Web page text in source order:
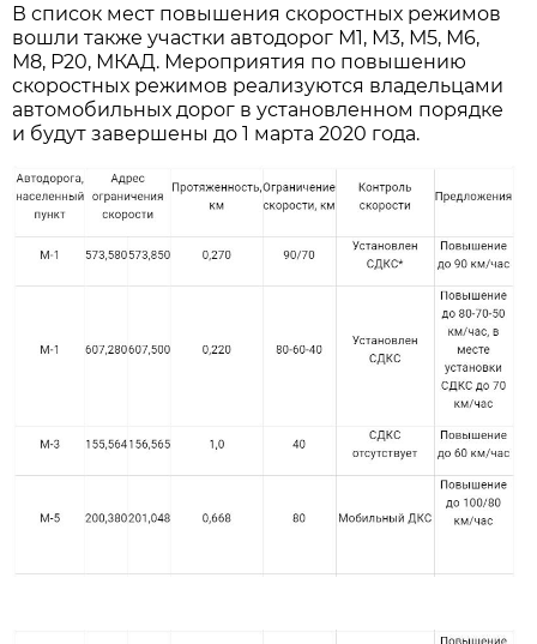
В список мест повышения скоростных режимов
вошли также участки автодорог М1, М3, М5, М6,
М8, Р20, МКАД. Мероприятия по повышению
скоростных режимов реализуются владельцами
автомобильных дорог в установленном порядке
и будут завершены до 1 марта 2020 года.